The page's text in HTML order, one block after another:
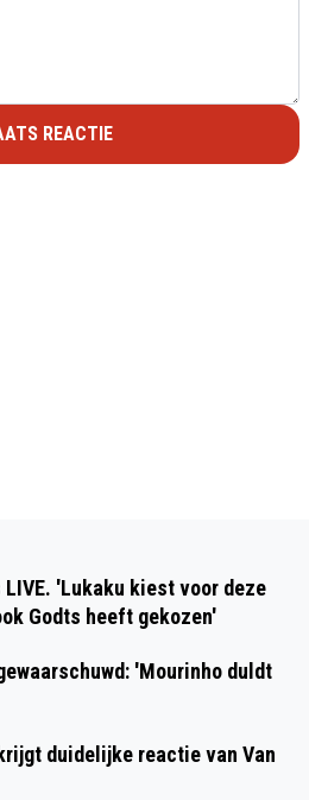
REACTIE
'Lukaku kiest voor deze
Godts heeft gekozen'
'Mourinho duldt
duidelijke reactie van Van